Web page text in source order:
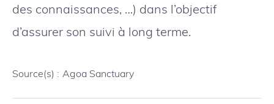
des connaissances, …) dans l’objectif
d’assurer son suivi à long terme.
Source(s) : Agoa Sanctuary